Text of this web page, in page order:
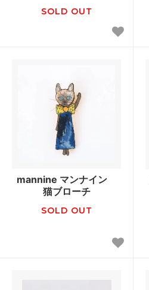
SOLD OUT
mannine マンナイン
猫ブローチ
SOLD OUT